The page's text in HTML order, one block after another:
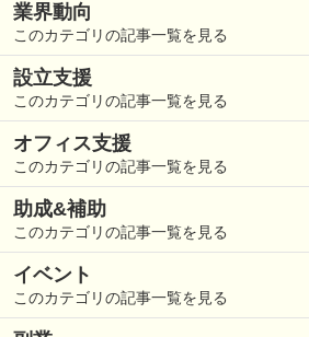
業界動向
このカテゴリの記事一覧を見る
設立支援
このカテゴリの記事一覧を見る
オフィス支援
このカテゴリの記事一覧を見る
助成&補助
このカテゴリの記事一覧を見る
イベント
このカテゴリの記事一覧を見る